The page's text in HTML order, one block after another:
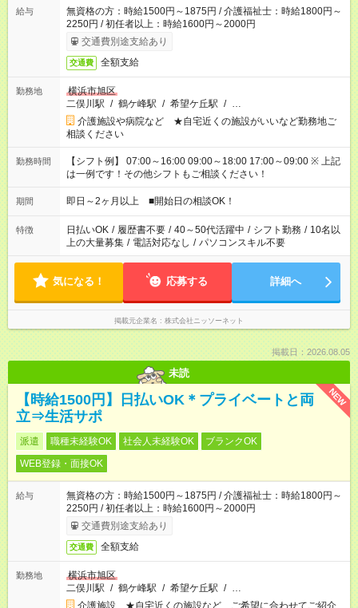
給与
無資格の方：時給1500円～1875円 / 介護福祉士：時給1800円～
2250円 / 初任者以上：時給1600円～2000円
交通費別途支給あり
交通費 全額支給
勤務地
横浜市旭区
二俣川駅 / 鶴ケ峰駅 / 希望ケ丘駅 / …
介護施設や病院など ★自宅近くの施設がいいなど勤務地ご
相談ください
勤務時間
【シフト例】 07:00～16:00 09:00～18:00 17:00～09:00 ※ 上記
は一例です！その他シフトもご相談ください！
期間 即日～2ヶ月以上 ■開始日の相談OK！
特徴 日払いOK / 履歴書不要 / 40～50代活躍中 / シフト勤務 / 10名以
上の大量募集 / 電話対応なし / パソコンスキル不要
気になる！ 応募する 詳細へ
掲載元企業名 株式会社ニッソーネット
掲載日：2026.08.05
未読
NEW
【時給1500円】日払いOK＊プライベートと両
立⇒生活サポ
派遣 職種未経験OK 社会人未経験OK
ブランクOK
WEB登録・面接OK
給与
無資格の方：時給1500円～1875円 / 介護福祉士：時給1800円～
2250円 / 初任者以上：時給1600円～2000円
交通費別途支給あり
交通費 全額支給
勤務地
横浜市旭区
二俣川駅 / 鶴ケ峰駅 / 希望ケ丘駅 / …
介護施設 ★自宅近くの施設など、ご希望に合わせてご紹介